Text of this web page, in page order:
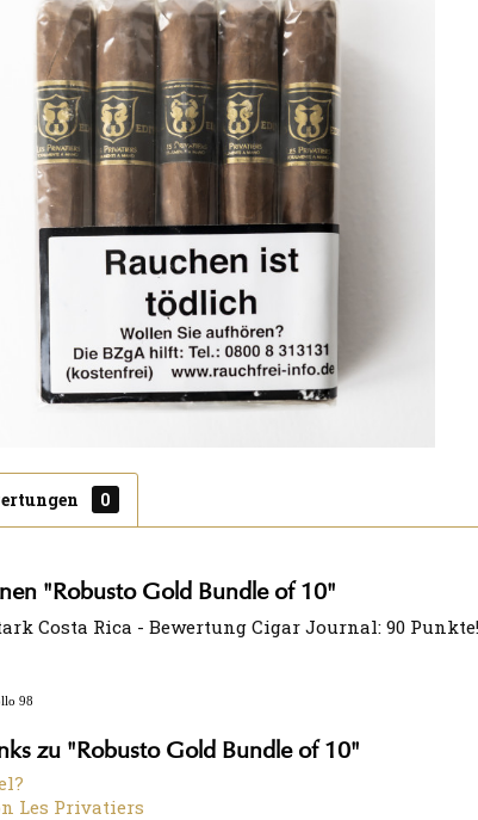
0
"Robusto Gold Bundle of 10"
Costa Rica - Bewertung Cigar Journal: 90 Punkte!
98
zu "Robusto Gold Bundle of 10"
Les Privatiers